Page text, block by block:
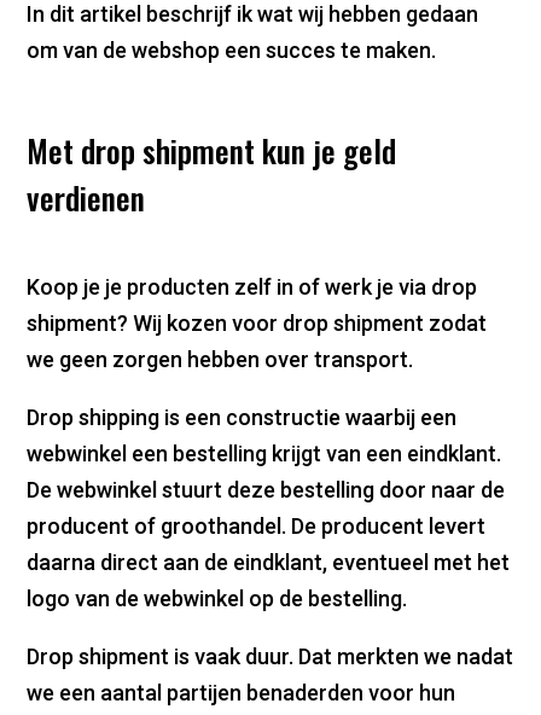
In dit artikel beschrijf ik wat wij hebben gedaan
om van de webshop een succes te maken.
Met drop shipment kun je geld
verdienen
Koop je je producten zelf in of werk je via drop
shipment? Wij kozen voor drop shipment zodat
we geen zorgen hebben over transport.
Drop shipping is een constructie waarbij een
webwinkel een bestelling krijgt van een eindklant.
De webwinkel stuurt deze bestelling door naar de
producent of groothandel. De producent levert
daarna direct aan de eindklant, eventueel met het
logo van de webwinkel op de bestelling.
Drop shipment is vaak duur. Dat merkten we nadat
we een aantal partijen benaderden voor hun